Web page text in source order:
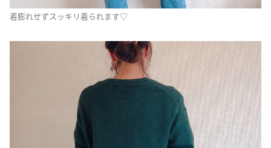
着膨れせずスッキリ着られます♡